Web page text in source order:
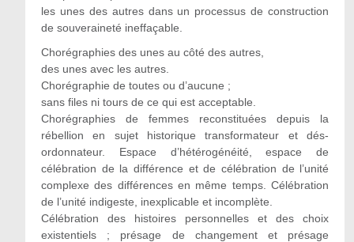
les unes des autres dans un processus de construction
de souveraineté ineffaçable.
Chorégraphies des unes au côté des autres,
des unes avec les autres.
Chorégraphie de toutes ou d’aucune ;
sans files ni tours de ce qui est acceptable.
Chorégraphies de femmes reconstituées depuis la
rébellion en sujet historique transformateur et dés-
ordonnateur. Espace d’hétérogénéité, espace de
célébration de la différence et de célébration de l’unité
complexe des différences en même temps. Célébration
de l’unité indigeste, inexplicable et incomplète.
Célébration des histoires personnelles et des choix
existentiels ; présage de changement et présage